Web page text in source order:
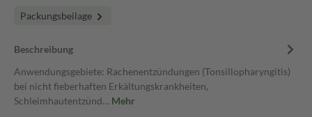
Packungsbeilage
Beschreibung
Anwendungsgebiete: Rachenentzündungen (Tonsillopharyngitis)
bei nicht fieberhaften Erkältungskrankheiten,
Schleimhautentzünd… Mehr